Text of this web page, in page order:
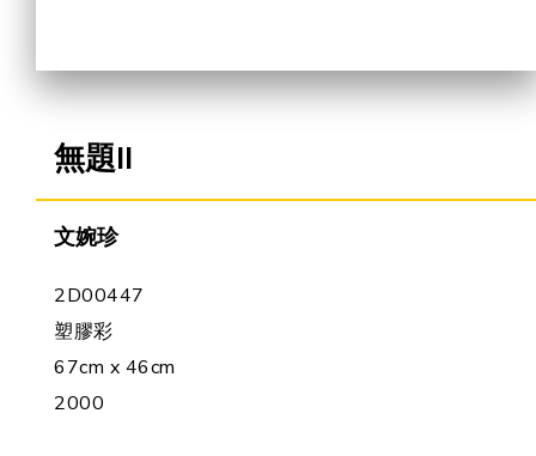
無題II
文婉珍
2D00447
塑膠彩
67cm x 46cm
2000